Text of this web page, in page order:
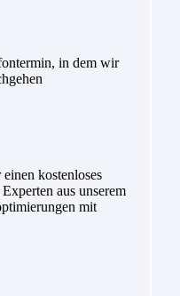
in dem wir
kostenloses
aus unserem
mit